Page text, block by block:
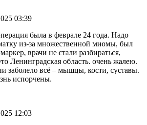
03:39
была в феврале 24 года. Надо
из-за множественной миомы, был
врачи не стали разбираться,
Ленинградская область. очень жалею.
заболело всё – мышцы, кости, суставы.
испорчены.
12:03